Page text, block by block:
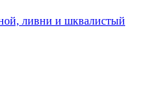
ливни и шквалистый